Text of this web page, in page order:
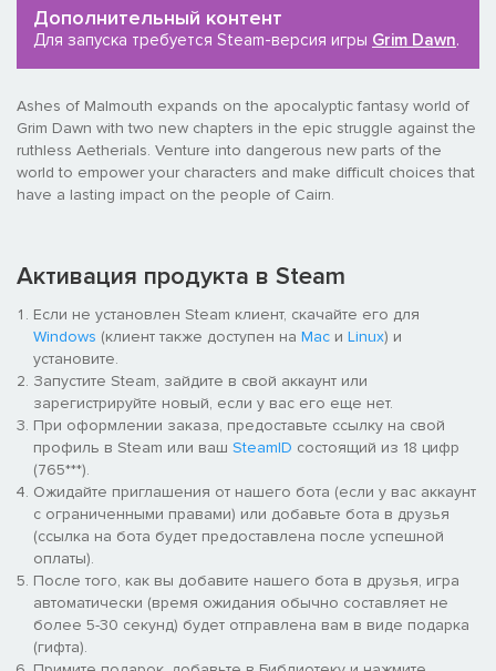
Дополнительный контент
Для запуска требуется Steam-версия игры Grim Dawn.
Ashes of Malmouth expands on the apocalyptic fantasy world of
Grim Dawn with two new chapters in the epic struggle against the
ruthless Aetherials. Venture into dangerous new parts of the
world to empower your characters and make difficult choices that
have a lasting impact on the people of Cairn.
Активация продукта в Steam
Если не установлен Steam клиент, скачайте его для
Windows (клиент также доступен на Mac и Linux) и
установите.
Запустите Steam, зайдите в свой аккаунт или
зарегистрируйте новый, если у вас его еще нет.
При оформлении заказа, предоставьте ссылку на свой
профиль в Steam или ваш SteamID состоящий из 18 цифр
(765***).
Ожидайте приглашения от нашего бота (если у вас аккаунт
с ограниченными правами) или добавьте бота в друзья
(ссылка на бота будет предоставлена после успешной
оплаты).
После того, как вы добавите нашего бота в друзья, игра
автоматически (время ожидания обычно составляет не
более 5-30 секунд) будет отправлена вам в виде подарка
(гифта).